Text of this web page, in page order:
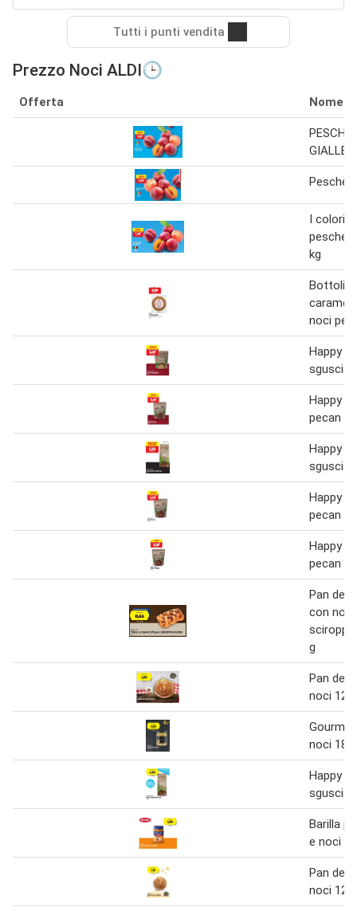
Tutti i punti vendita
Prezzo Noci ALDI🕒
Offerta Nome
PESCHE
GIALLE
Pesche
I colori
pesche
kg
Bottoli
noci
Happy
Happy
pecan
Happy
Happy
pecan
Happy
pecan
Pan del
con noci
g
Pan del
noci 120
noci 180
Happy
Barilla
e noci
Pan del
noci 120